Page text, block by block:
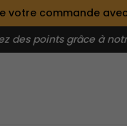
votre commande
des points grâce à